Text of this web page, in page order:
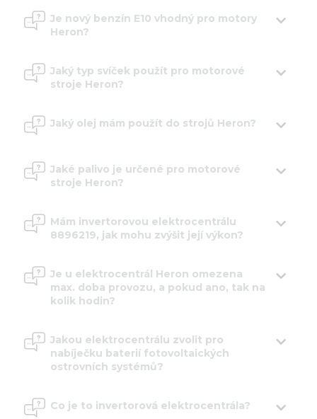
Je nový benzín E10 vhodný pro motory
Heron?
Jaký typ svíček použít pro motorové
stroje Heron?
Jaký olej mám použít do strojů Heron?
Jaké palivo je určené pro motorové
stroje Heron?
Mám invertorovou elektrocentrálu
8896219, jak mohu zvýšit její výkon?
Je u elektrocentrál Heron omezena
max. doba provozu, a pokud ano, tak na
kolik hodin?
Jakou elektrocentrálu zvolit pro
nabíječku baterií fotovoltaických
ostrovních systémů?
Co je to invertorová elektrocentrála?